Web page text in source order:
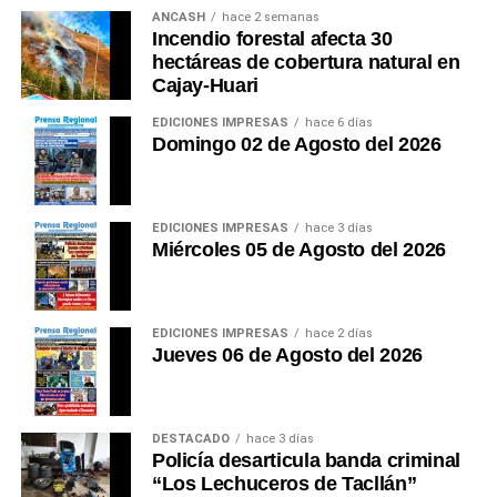
solamente los paisajes extraordinarios. Premia, sobre
todo, los destinos que convierten la seguridad en
parte esencial de la experiencia. Ese debería ser el
próximo gran patrimonio que Áncash construya.
Esta es mi opinión. ¿Usted qué opina?(Guido C.
Duarte Plata Reg. CPP.
ANCASH hace 2 semanas
Incendio forestal afecta 30
hectáreas de cobertura natural en
Cajay-Huari
EDICIONES IMPRESAS hace 6 días
Domingo 02 de Agosto del 2026
EDICIONES IMPRESAS hace 3 días
Miércoles 05 de Agosto del 2026
EDICIONES IMPRESAS hace 2 días
Jueves 06 de Agosto del 2026
DESTACADO hace 3 días
Policía desarticula banda criminal
“Los Lechuceros de Tacllán”